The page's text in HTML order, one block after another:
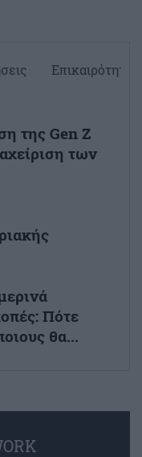
Επικαιρότητα
της Gen Z
των
Πότε
θα...